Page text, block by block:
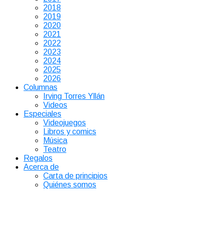
2018
2019
2020
2021
2022
2023
2024
2025
2026
Columnas
Irving Torres Yllán
Videos
Especiales
Videojuegos
Libros y comics
Música
Teatro
Regalos
Acerca de
Carta de principios
Quiénes somos